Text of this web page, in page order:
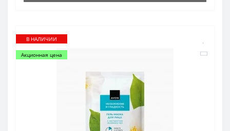
В НАЛИЧИИ
Акционная цена